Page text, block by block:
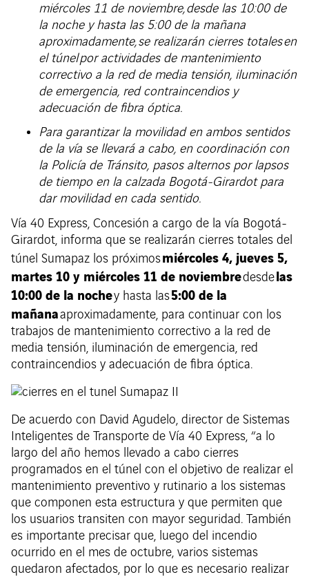
miércoles 11 de noviembre,desde las 10:00 de
la noche y hasta las 5:00 de la mañana
aproximadamente,se realizarán cierres totalesen
el túnelpor actividades de mantenimiento
correctivo a la red de media tensión, iluminación
de emergencia, red contraincendios y
adecuación de fibra óptica.
Para garantizar la movilidad en ambos sentidos
de la vía se llevará a cabo, en coordinación con
la Policía de Tránsito, pasos alternos por lapsos
de tiempo en la calzada Bogotá-Girardot para
dar movilidad en cada sentido.
Vía 40 Express, Concesión a cargo de la vía Bogotá-
Girardot, informa que se realizarán cierres totales del
túnel Sumapaz los próximosmiércoles 4, jueves 5,
martes 10 y miércoles 11 de noviembredesdelas
10:00 de la nochey hasta las5:00 de la
mañanaaproximadamente, para continuar con los
trabajos de mantenimiento correctivo a la red de
media tensión, iluminación de emergencia, red
contraincendios y adecuación de fibra óptica.
De acuerdo con David Agudelo, director de Sistemas
Inteligentes de Transporte de Vía 40 Express, “a lo
largo del año hemos llevado a cabo cierres
programados en el túnel con el objetivo de realizar el
mantenimiento preventivo y rutinario a los sistemas
que componen esta estructura y que permiten que
los usuarios transiten con mayor seguridad. También
es importante precisar que, luego del incendio
ocurrido en el mes de octubre, varios sistemas
quedaron afectados, por lo que es necesario realizar